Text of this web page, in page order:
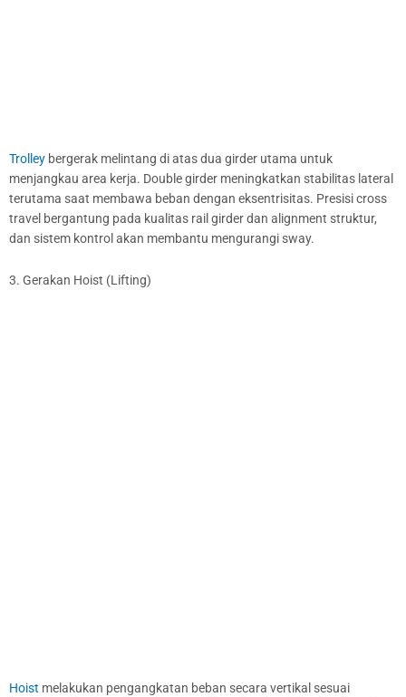
Trolley bergerak melintang di atas dua girder utama untuk
menjangkau area kerja. Double girder meningkatkan stabilitas lateral
terutama saat membawa beban dengan eksentrisitas. Presisi cross
travel bergantung pada kualitas rail girder dan alignment struktur,
dan sistem kontrol akan membantu mengurangi sway.
3. Gerakan Hoist (Lifting)
Hoist melakukan pengangkatan beban secara vertikal sesuai